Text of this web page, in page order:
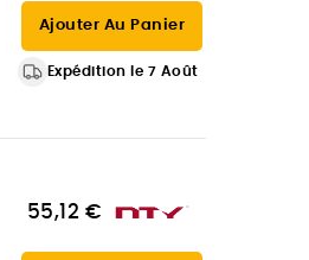
Ajouter Au Panier
Expédition le 7 Août
55,12 €